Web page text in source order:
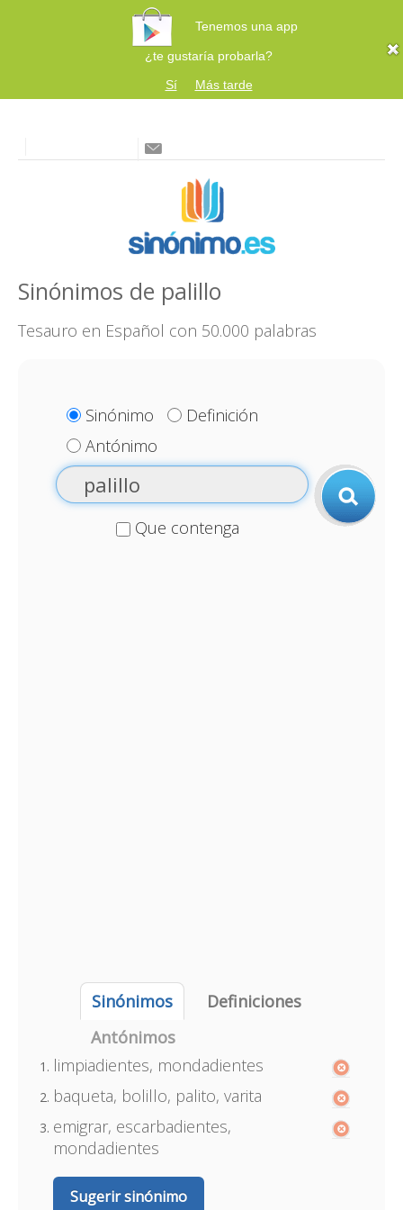
Tenemos una app
¿te gustaría probarla?
Sí
Más tarde
Sinónimos de palillo
Tesauro en Español con 50.000 palabras
Sinónimo
Definición
Antónimo
Que contenga
Sinónimos
Definiciones
Antónimos
limpiadientes, mondadientes
baqueta, bolillo, palito, varita
emigrar, escarbadientes,
mondadientes
Sugerir sinónimo